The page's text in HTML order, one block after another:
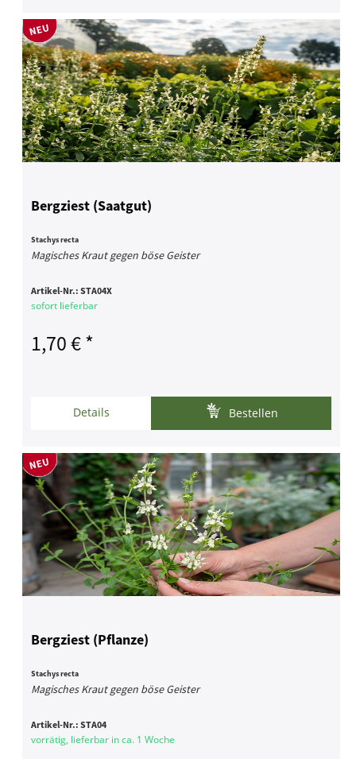
Bergziest (Saatgut)
Stachys recta
Magisches Kraut gegen böse Geister
Artikel-Nr.:STA04X
sofort lieferbar
1,70 € *
Details Bestellen
Bergziest (Pflanze)
Stachys recta
Magisches Kraut gegen böse Geister
Artikel-Nr.:STA04
vorrätig, lieferbar in ca. 1 Woche